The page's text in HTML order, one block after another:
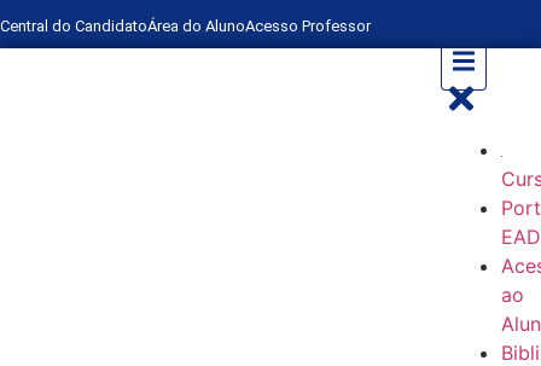
Central do CandidatoÁrea do AlunoAcesso Professor
EAD
ao